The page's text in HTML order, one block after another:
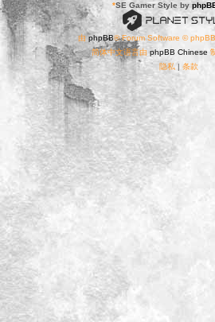
*SE Gamer Style by
由phpBB® Forum Software ©
简体中文语言由 phpBB Chinese
隐私 | 条款